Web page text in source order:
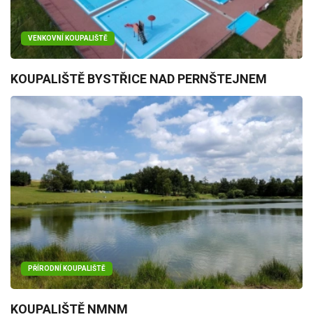
VENKOVNÍ KOUPALIŠTĚ
KOUPALIŠTĚ BYSTŘICE NAD PERNŠTEJNEM
PŘÍRODNÍ KOUPALIŠTĚ
KOUPALIŠTĚ NMNM